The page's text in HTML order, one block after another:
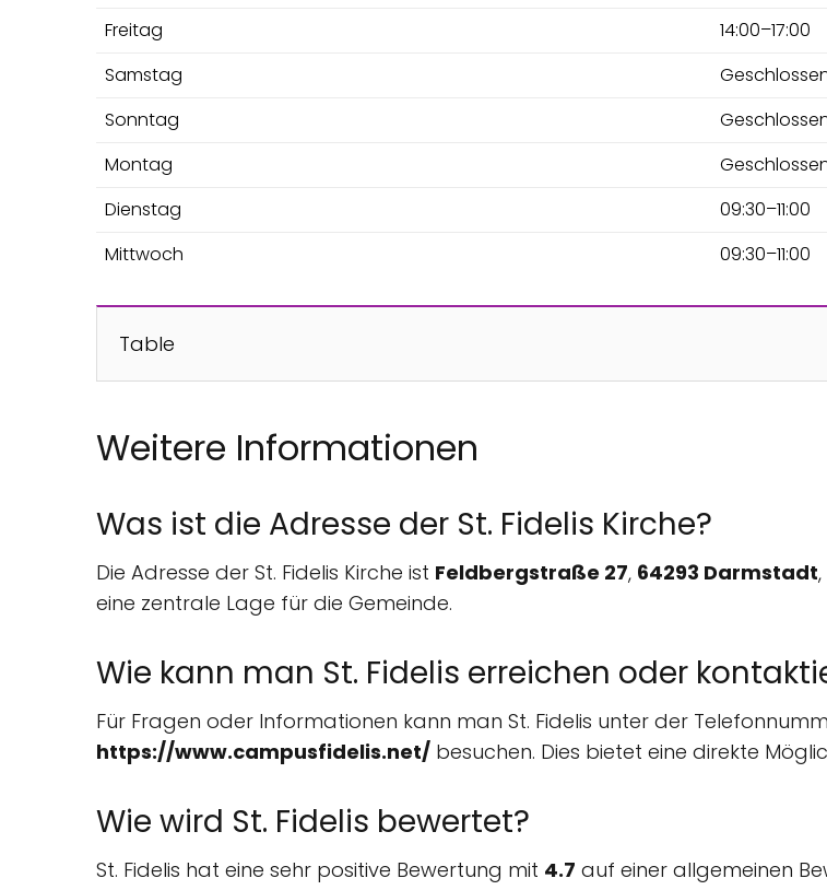
Freitag
14:00–17:00
Samstag
Sonntag
Montag
Dienstag
09:30–11:00
Mittwoch
09:30–11:00
Table
Weitere Informationen
Was ist die Adresse der St. Fidelis Kirche?
Die Adresse der St. Fidelis Kirche ist Feldbergstraße 27, 64293 Darmstadt,
eine zentrale Lage für die Gemeinde.
Wie kann man St. Fidelis erreichen oder
Für Fragen oder Informationen kann man St. Fidelis unter der
https://www.campusfidelis.net/ besuchen. Dies bietet eine direkte
Wie wird St. Fidelis bewertet?
St. Fidelis hat eine sehr positive Bewertung mit 4.7 auf einer allgemeinen